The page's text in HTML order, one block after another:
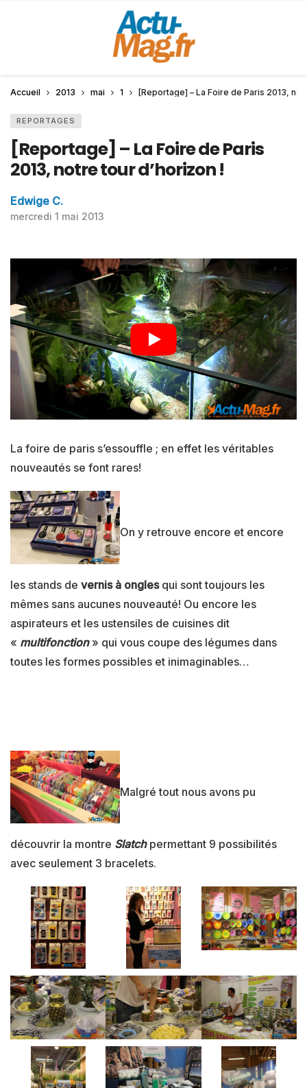
Accueil 2013 mai 1 [Reportage] – La Foire de Paris 2013,
REPORTAGES
[Reportage] – La Foire de Paris
2013, notre tour d’horizon !
Edwige C.
mercredi 1 mai 2013
La foire de paris s’essouffle ; en effet les véritables
nouveautés se font rares!
On y retrouve encore et encore
les stands de vernis à onglesqui sont toujours les
mêmes sans aucunes nouveauté! Ou encore les
aspirateurs et les ustensiles de cuisines dit
« multifonction» qui vous coupe des légumes dans
toutes les formes possibles et inimaginables…
Malgré tout nous avons pu
découvrir la montre Slatch permettant 9 possibilités
avec seulement 3 bracelets.